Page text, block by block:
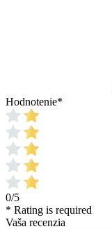
Hodnotenie*
0/5
* Rating is required
Vaša recenzia